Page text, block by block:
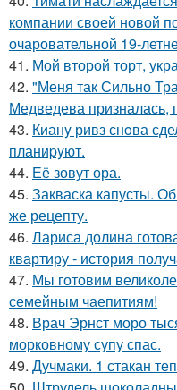
компании своей новой
очаровательной 19-
41. Мой второй торт,
42. "Меня так Сильно
Медведева призналась,
43. Кианy ривз снoва
планиpyют.
44. Её зовут ора.
45. Закваска капусты.
же рецепту.
46. Лариса долина
квартиру - история
47. Мы готовим
семейным чаепитиям!
48. Врач Эрнст моро
морковному супу спас.
49. Дучмаки. 1 стакан